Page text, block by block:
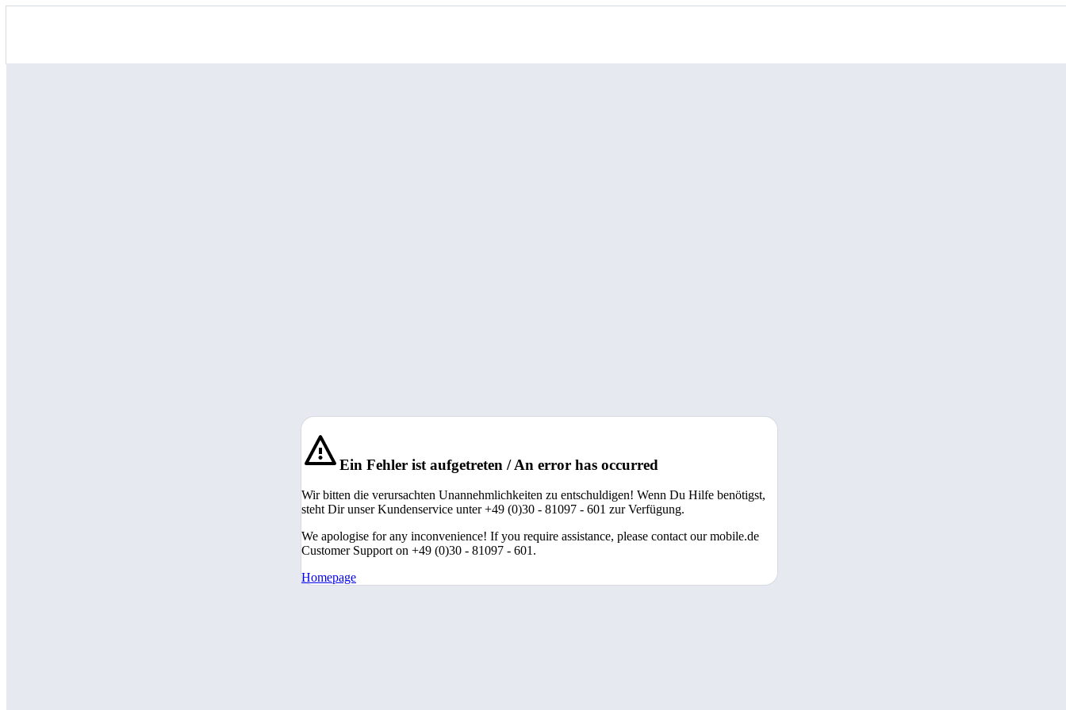
Ein Fehler ist aufgetreten / An error has occurred
Wir bitten die verursachten Unannehmlichkeiten zu entschuldigen! Wenn Du Hilfe benötigst,
steht Dir unser Kundenservice unter +49 (0)30 - 81097 - 601 zur Verfügung.
We apologise for any inconvenience! If you require assistance, please contact our mobile.de
Customer Support on +49 (0)30 - 81097 - 601.
Homepage